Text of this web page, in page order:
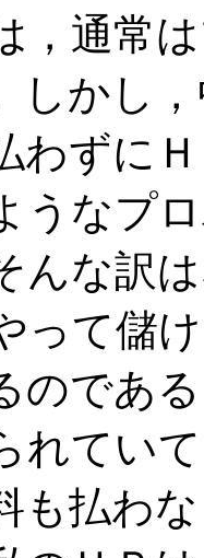
，通常
しかし
わずに
なプ
な訳
って儲
のであ
れてい
も払わ